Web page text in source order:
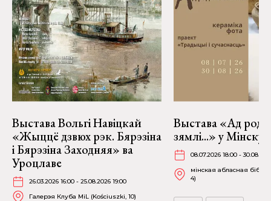
Выстава Вольгі Навіцкай
«Жыццё дзвюх рэк. Бярэзіна
і Бярэзіна Заходняя» ва
Уроцлаве
26.03.2026 16:00 - 25.08.2026 19:00
Галерэя Клуба MiL (Kościuszki, 10)
Выстава «Ад
зямлі...» у Мінску
08.07.2026 18:00 -
мінская абласная
4)